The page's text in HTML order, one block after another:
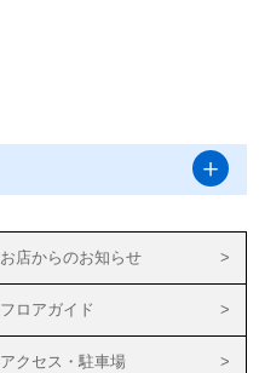
お店からのお知らせ
フロアガイド
アクセス・駐車場